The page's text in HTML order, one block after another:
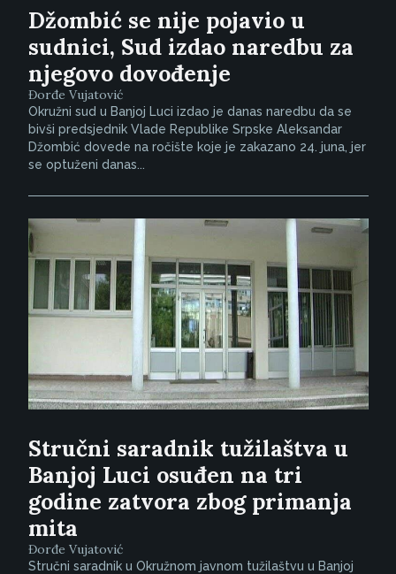
Džombić se nije pojavio u
sudnici, Sud izdao naredbu za
njegovo dovođenje
Đorđe Vujatović
Okružni sud u Banjoj Luci izdao je danas naredbu da se
bivši predsjednik Vlade Republike Srpske Aleksandar
Džombić dovede na ročište koje je zakazano 24. juna, jer
se optuženi danas...
Stručni saradnik tužilaštva u
Banjoj Luci osuđen na tri
godine zatvora zbog primanja
mita
Đorđe Vujatović
Stručni saradnik u Okružnom javnom tužilaštvu u Banjoj